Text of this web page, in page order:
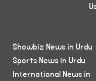
Showbiz News in Urdu
Sports News in Urdu
International News in